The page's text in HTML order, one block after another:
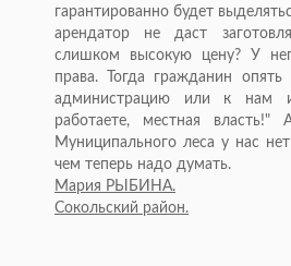
гарантированно будет
арендатор не даст
слишком высокую цену? У
права. Тогда гражданин
администрацию или к нам
работаете, местная
Муниципального леса у нас
чем теперь надо думать.
Мария РЫБИНА.
Сокольский район.